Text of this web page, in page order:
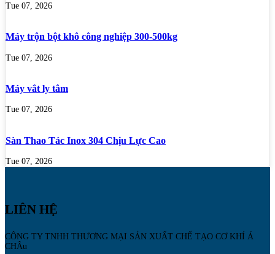
Tue 07, 2026
Máy trộn bột khô công nghiệp 300-500kg
Tue 07, 2026
Máy vắt ly tâm
Tue 07, 2026
Sàn Thao Tác Inox 304 Chịu Lực Cao
Tue 07, 2026
LIÊN HỆ
CÔNG TY TNHH THƯƠNG MẠI SẢN XUẤT CHẾ TẠO CƠ KHÍ Á
CHÂu